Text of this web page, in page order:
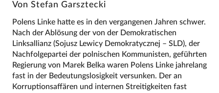
Von Stefan Garsztecki
Polens Linke hatte es in den vergangenen Jahren schwer.
Nach der Ablösung der von der Demokratischen
Linksallianz (Sojusz Lewicy Demokratycznej – SLD), der
Nachfolgepartei der polnischen Kommunisten, geführten
Regierung von Marek Belka waren Polens Linke jahrelang
fast in der Bedeutungslosigkeit versunken. Der an
Korruptionsaffären und internen Streitigkeiten fast